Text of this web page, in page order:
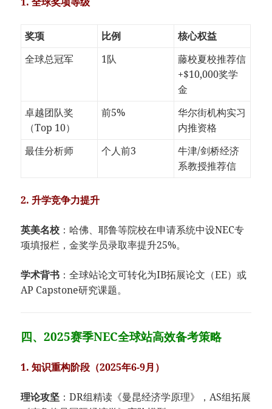
奖项 比例
核心权益
全球总冠军
1队
藤校夏校推荐信
+$10,000奖学
金
卓越团队奖
（Top 10）
前5%
华尔街机构实习
内推资格
最佳分析师
个人前3
牛津/剑桥经济
系教授推荐信
​2. 升学竞争力提升​
​英美名校​ ​：哈佛、耶鲁等院校在申请系统中设NEC专
项填报栏，金奖学员录取率提升25%。
​学术背书​ ​：全球站论文可转化为IB拓展论文（EE）或
AP Capstone研究课题。
四、2025赛季NEC全球站高效备考策略
​1. 知识重构阶段（2025年6-9月）​
​理论攻坚​ ​：DR组精读《曼昆经济学原理》，AS组拓展